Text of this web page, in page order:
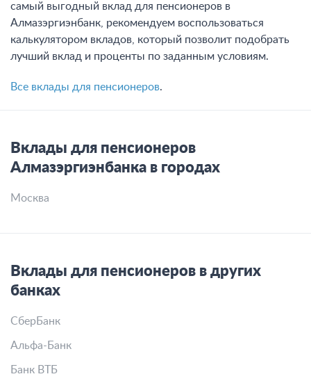
самый выгодный вклад для пенсионеров в
Алмазэргиэнбанк, рекомендуем воспользоваться
калькулятором вкладов, который позволит подобрать
лучший вклад и проценты по заданным условиям.
Все вклады для пенсионеров.
Вклады для пенсионеров
Алмазэргиэнбанка в городах
Москва
Вклады для пенсионеров в других
банках
СберБанк
Альфа-Банк
Банк ВТБ